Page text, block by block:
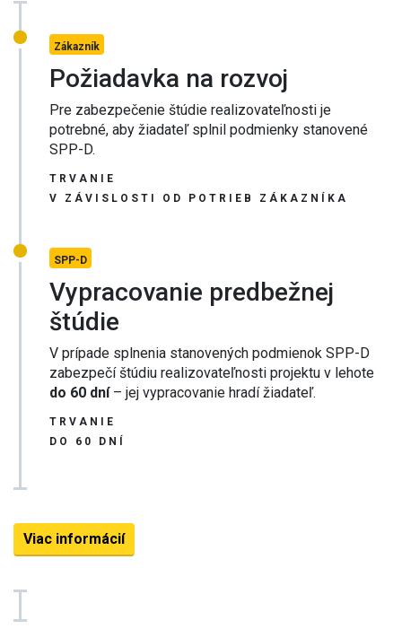
Zákazník
Požiadavka na rozvoj
Pre zabezpečenie štúdie realizovateľnosti je
potrebné, aby žiadateľ splnil podmienky stanovené
SPP-D.
TRVANIE
V ZÁVISLOSTI OD POTRIEB ZÁKAZNÍKA
SPP-D
Vypracovanie predbežnej
štúdie
V prípade splnenia stanovených podmienok SPP-D
zabezpečí štúdiu realizovateľnosti projektu v lehote
do 60 dní – jej vypracovanie hradí žiadateľ.
TRVANIE
DO 60 DNÍ
Viac informácií